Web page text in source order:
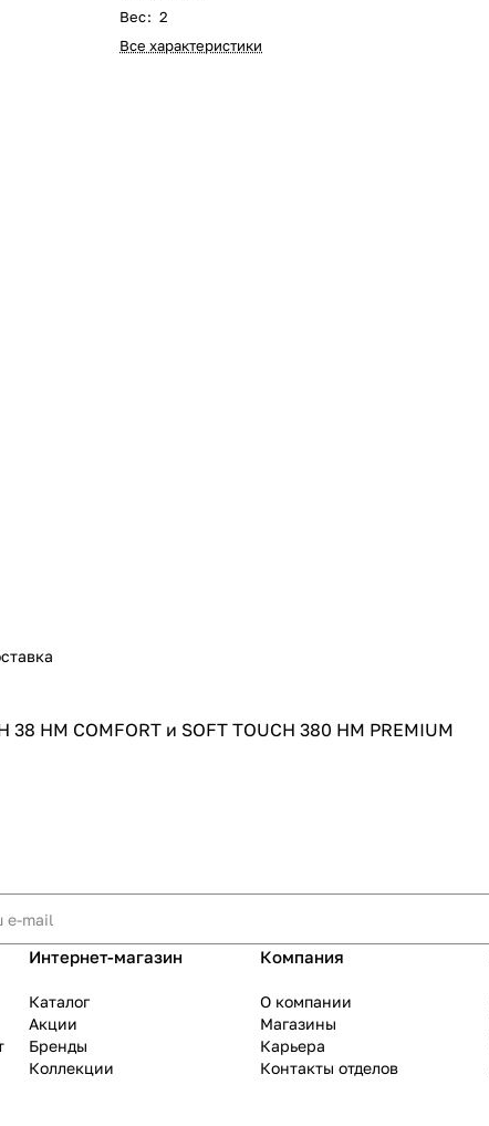
Вес: 2
Все характеристики
HM COMFORT и SOFT TOUCH 380 HM PREMIUM
Интернет-магазин
Каталог
Акции
Бренды
Коллекции
Компания
О компании
Магазины
Карьера
Контакты отделов
Получайте товарвыбранный способом